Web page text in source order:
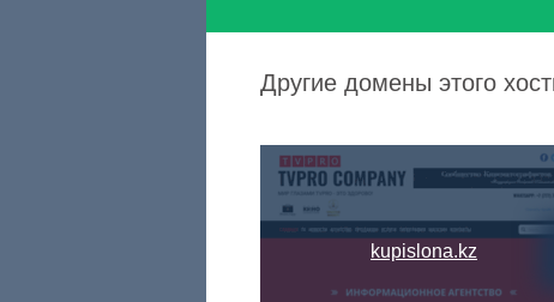
Другие домены этого
kupislona.kz